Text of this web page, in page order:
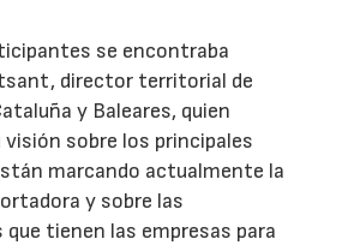
se encontraba
director territorial de
y Baleares, quien
sobre los principales
marcando actualmente la
y sobre las
tienen las empresas para